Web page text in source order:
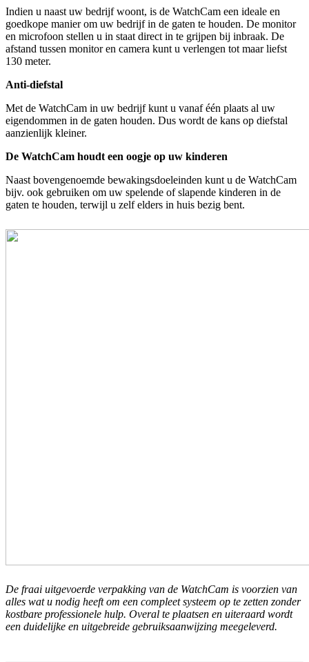
Indien u naast uw bedrijf woont, is de WatchCam een ideale en
goedkope manier om uw bedrijf in de gaten te houden. De monitor
en microfoon stellen u in staat direct in te grijpen bij inbraak. De
afstand tussen monitor en camera kunt u verlengen tot maar liefst
130 meter.
Anti-diefstal
Met de WatchCam in uw bedrijf kunt u vanaf één plaats al uw
eigendommen in de gaten houden. Dus wordt de kans op diefstal
aanzienlijk kleiner.
De WatchCam houdt een oogje op uw kinderen
Naast bovengenoemde bewakingsdoeleinden kunt u de WatchCam
bijv. ook gebruiken om uw spelende of slapende kinderen in de
gaten te houden, terwijl u zelf elders in huis bezig bent.
De fraai uitgevoerde verpakking van de WatchCam is voorzien van
alles wat u nodig heeft om een compleet systeem op te zetten zonder
kostbare professionele hulp. Overal te plaatsen en uiteraard wordt
een duidelijke en uitgebreide gebruiksaanwijzing meegeleverd.